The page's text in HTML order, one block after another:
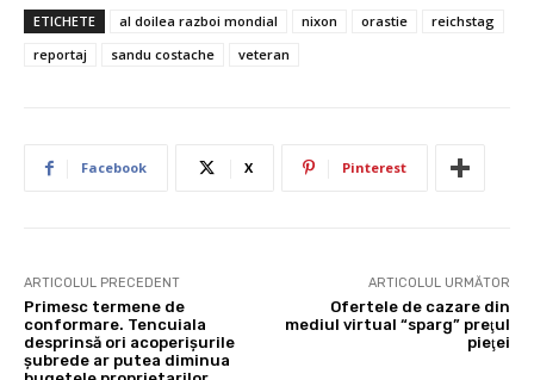
ETICHETE al doilea razboi mondial nixon orastie
reichstag
reportaj
sandu costache veteran
Facebook X Pinterest
ARTICOLUL PRECEDENT
Primesc termene de
conformare. Tencuiala
desprinsă ori acoperişurile
şubrede ar putea diminua
ARTICOLUL URMĂTOR
Ofertele de cazare din
mediul virtual “sparg” preţul
pieţei